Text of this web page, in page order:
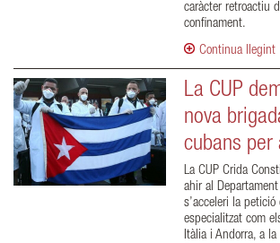
caràcter retroactiu
confinament.
Continua llegint
La CUP
nova
cubans per
La CUP Crida
ahir al
s’acceleri la
especialitzat com
Itàlia i Andorra, a